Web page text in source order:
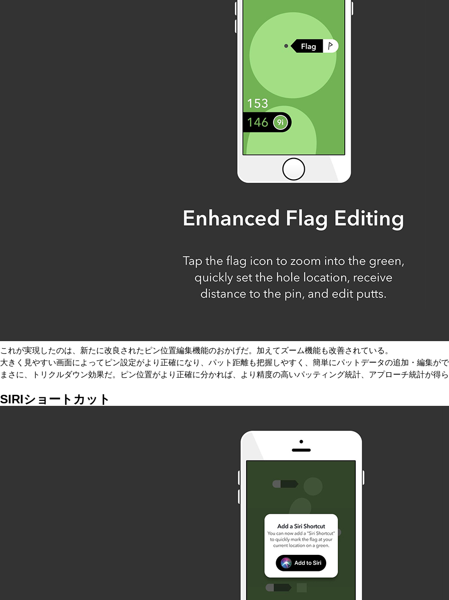
これが実現したのは、新たに改良されたピン位置編集機能のおかげだ。加えてズーム機能も改善されている。
大きく見やすい画面によってピン設定がより正確になり、パット距離も把握しやすく、簡単にパットデータの追加・編集がで
まさに、トリクルダウン効果だ。ピン位置がより正確に分かれば、より精度の高いパッティング統計、アプローチ統計が得ら
SIRIショートカット